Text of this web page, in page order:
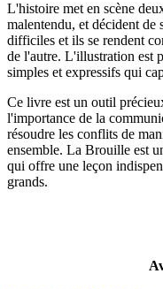
L'histoire met en scène
malentendu, et décident de
difficiles et ils se rendent
de l'autre. L'illustration est
simples et expressifs qui
Ce livre est un outil
l'importance de la
résoudre les conflits de
ensemble. La Brouille est
qui offre une leçon
grands.